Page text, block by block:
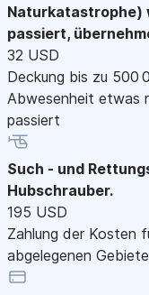
Naturkatastrophe)
passiert,
32 USD
Deckung bis zu 500
Abwesenheit etwas
passiert
Such - und
Hubschrauber.
195 USD
Zahlung der Kosten
abgelegenen